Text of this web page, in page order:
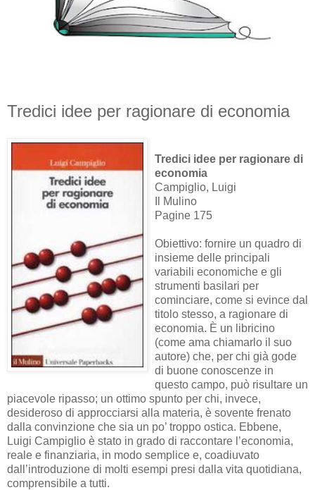
Tredici idee per ragionare di economia
Tredici idee per ragionare di
economia
Campiglio, Luigi
Il Mulino
Pagine 175
Obiettivo: fornire un quadro di
insieme delle principali
variabili economiche e gli
strumenti basilari per
cominciare, come si evince dal
titolo stesso, a ragionare di
economia. È un libricino
(come ama chiamarlo il suo
autore) che, per chi già gode
di buone conoscenze in
questo campo, può risultare un
piacevole ripasso; un ottimo spunto per chi, invece,
desideroso di approcciarsi alla materia, è sovente frenato
dalla convinzione che sia un po’ troppo ostica. Ebbene,
Luigi Campiglio è stato in grado di raccontare l’economia,
reale e finanziaria, in modo semplice e, coadiuvato
dall’introduzione di molti esempi presi dalla vita quotidiana,
comprensibile a tutti.